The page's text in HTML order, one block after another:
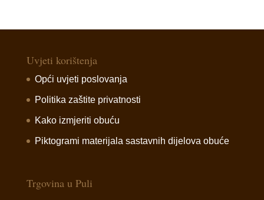
Uvjeti korištenja
Opći uvjeti poslovanja
Politika zaštite privatnosti
Kako izmjeriti obuću
Piktogrami materijala sastavnih dijelova obuće
Trgovina u Puli